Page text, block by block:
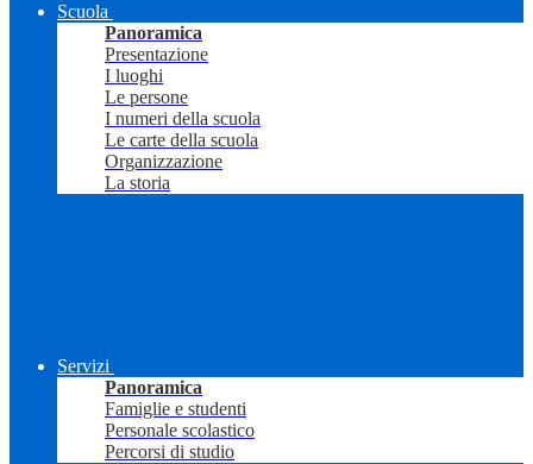
Scuola
Panoramica
Presentazione
I luoghi
Le persone
I numeri della scuola
Le carte della scuola
Organizzazione
La storia
Servizi
Panoramica
Famiglie e studenti
Personale scolastico
Percorsi di studio